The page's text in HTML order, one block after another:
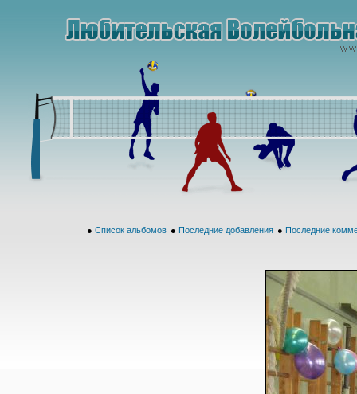
● Список альбомов ● Последние добавления ● Последние